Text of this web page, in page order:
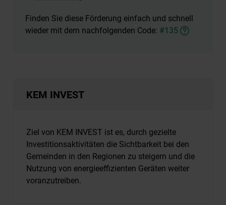
Finden Sie diese Förderung einfach und schnell
wieder mit dem nachfolgenden Code: #135
KEM INVEST
Ziel von KEM INVEST ist es, durch gezielte
Investitionsaktivitäten die Sichtbarkeit bei den
Gemeinden in den Regionen zu steigern und die
Nutzung von energieeffizienten Geräten weiter
voranzutreiben.